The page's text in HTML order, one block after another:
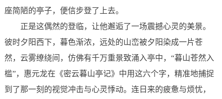
座简陋的亭子，便信步登了上去。
正是这偶然的登临，让他邂逅了一场震撼心灵的美景。
彼时夕阳西下，暮色渐浓，远处的山峦被夕阳染成一片苍
然，云雾缭绕间，仿佛有千万重景致涌入亭中，“暮山苍然入
槛”，惠元龙在《密云暮山亭记》中用这六个字，精准地捕捉
到了那一刻的视觉冲击与心灵悸动。连日来的疲惫与烦忧，